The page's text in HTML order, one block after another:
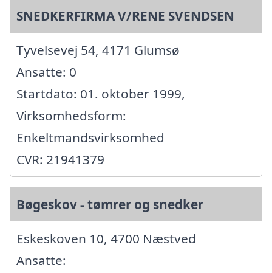
SNEDKERFIRMA V/RENE SVENDSEN
Tyvelsevej 54, 4171 Glumsø
Ansatte: 0
Startdato: 01. oktober 1999,
Virksomhedsform:
Enkeltmandsvirksomhed
CVR: 21941379
Bøgeskov - tømrer og snedker
Eskeskoven 10, 4700 Næstved
Ansatte: